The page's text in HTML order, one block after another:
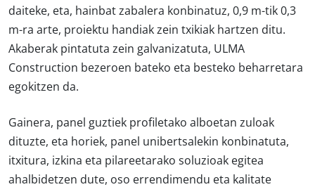
daiteke, eta, hainbat zabalera konbinatuz, 0,9 m-tik 0,3
m-ra arte, proiektu handiak zein txikiak hartzen ditu.
Akaberak pintatuta zein galvanizatuta, ULMA
Construction bezeroen bateko eta besteko beharretara
egokitzen da.
Gainera, panel guztiek profiletako alboetan zuloak
dituzte, eta horiek, panel unibertsalekin konbinatuta,
itxitura, izkina eta pilareetarako soluzioak egitea
ahalbidetzen dute, oso errendimendu eta kalitate